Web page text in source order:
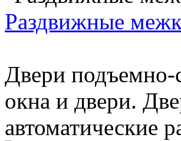
Раздвижные
Двери подъемно-
окна и двери.
автоматические